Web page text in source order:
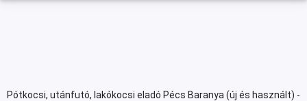
Pótkocsi, utánfutó, lakókocsi eladó Pécs Baranya (új és használt) -